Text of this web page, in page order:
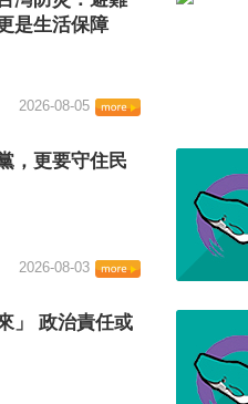
是生活保障
2026-08-05
，更要守住民
2026-08-03
」 政治責任或